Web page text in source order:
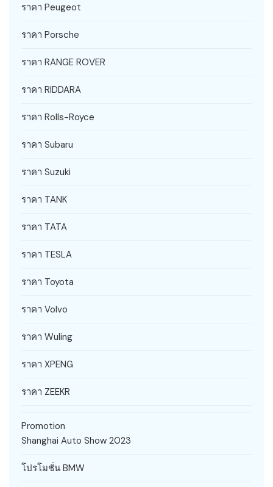
ราคา Peugeot
ราคา Porsche
ราคา RANGE ROVER
ราคา RIDDARA
ราคา Rolls-Royce
ราคา Subaru
ราคา Suzuki
ราคา TANK
ราคา TATA
ราคา TESLA
ราคา Toyota
ราคา Volvo
ราคา Wuling
ราคา XPENG
ราคา ZEEKR
Promotion
Shanghai Auto Show 2023
โปรโมชั่น BMW